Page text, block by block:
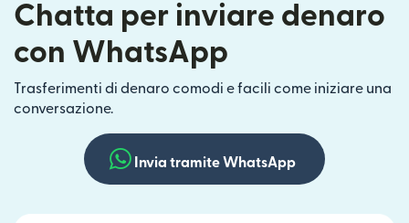
Chatta per inviare denaro
con WhatsApp
Trasferimenti di denaro comodi e facili come iniziare una
conversazione.
Invia tramite WhatsApp